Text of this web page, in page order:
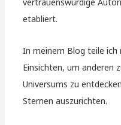
vertrauenswürdige
etabliert.
In meinem Blog teile ich
Einsichten, um anderen
Universums zu
Sternen auszurichten.